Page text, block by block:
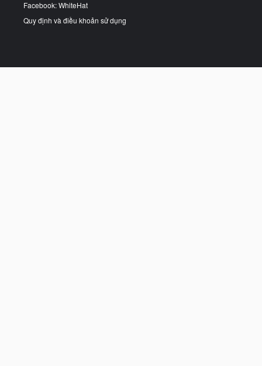
Facebook: WhiteHat
Quy định và điều khoản sử dụng